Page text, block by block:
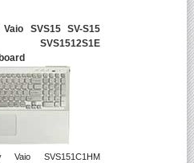
SVS15 SV-S15
SVS1512S1E
SVS151C1HM